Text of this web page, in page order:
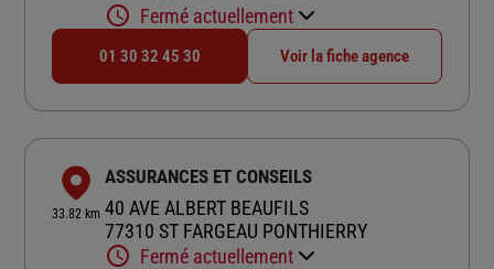
Fermé actuellement
01 30 32 45 30 Voir la fiche agence
33.82 km
ASSURANCES ET CONSEILS
40 AVE ALBERT BEAUFILS
77310 ST FARGEAU PONTHIERRY
Fermé actuellement